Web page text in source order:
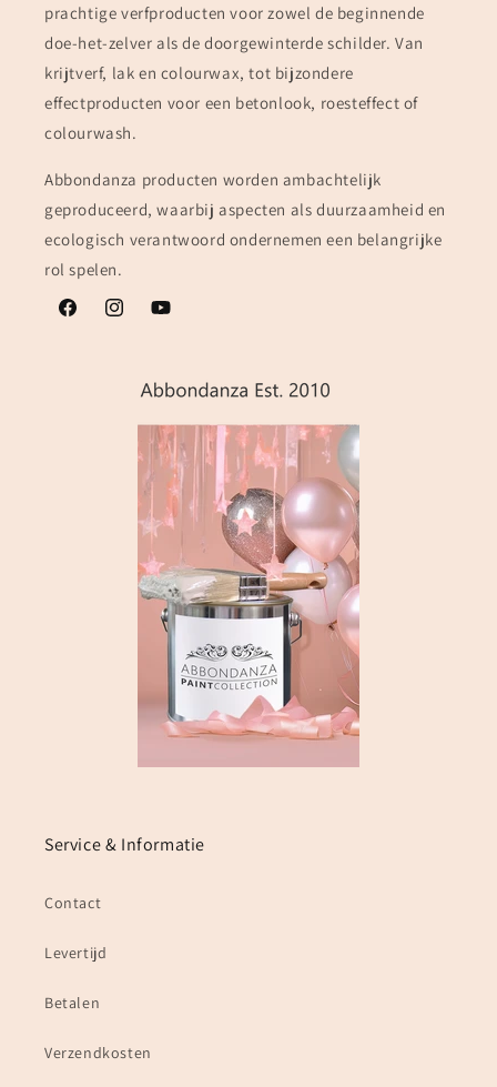
prachtige verfproducten voor zowel de beginnende
doe-het-zelver als de doorgewinterde schilder. Van
krijtverf, lak en colourwax, tot bijzondere
effectproducten voor een betonlook, roesteffect of
colourwash.
Abbondanza producten worden ambachtelijk
geproduceerd, waarbij aspecten als duurzaamheid en
ecologisch verantwoord ondernemen een belangrijke
rol spelen.
FacebookInstagramYouTube
Service & Informatie
Contact
Levertijd
Betalen
Verzendkosten